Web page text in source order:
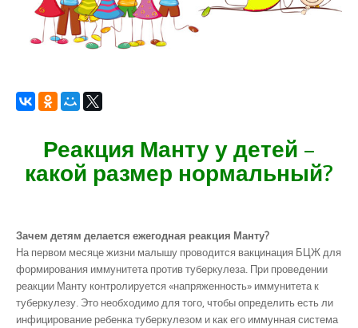
Реакция Манту у детей –
какой размер нормальный?
Зачем детям делается ежегодная реакция Манту?
На первом месяце жизни малышу проводится вакцинация БЦЖ для
формирования иммунитета против туберкулеза. При проведении
реакции Манту контролируется «напряженность» иммунитета к
туберкулезу. Это необходимо для того, чтобы определить есть ли
инфицирование ребенка туберкулезом и как его иммунная система